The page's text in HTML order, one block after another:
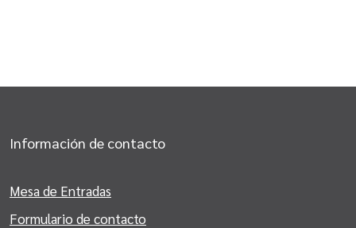
Información de contacto
Mesa de Entradas
Formulario de contacto